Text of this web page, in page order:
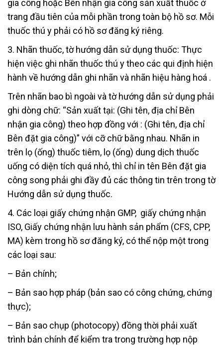
gia công hoặc Bên nhận gia công sản xuất thuốc ở
trang đầu tiên của mỗi phần trong toàn bộ hồ sơ. Mỗi
thuốc thú y phải có hồ sơ đăng ký riêng.
3. Nhãn thuốc, tờ hướng dẫn sử dụng thuốc: Thực
hiện việc ghi nhãn thuốc thú y theo các qui định hiện
hành về hướng dẫn ghi nhãn và nhãn hiệu hàng hoá .
Trên nhãn bao bì ngoài và tờ hướng dẫn sử dụng phải
ghi dòng chữ: “Sản xuất tại: (Ghi tên, địa chỉ Bên
nhận gia công) theo hợp đồng với : (Ghi tên, địa chỉ
Bên đặt gia công)” với cỡ chữ bằng nhau. Nhãn in
trên lọ (ống) thuốc tiêm, lọ (ống) dung dịch thuốc
uống có diện tích quá nhỏ, thì chỉ in tên Bên đặt gia
công song phải ghi đầy đủ các thông tin trên trong tờ
Hướng dẫn sử dụng thuốc.
4. Các loại giấy chứng nhận GMP, giấy chứng nhận
ISO, Giấy chứng nhận lưu hành sản phẩm (CFS, CPP,
MA) kèm trong hồ sơ đăng ký, có thể nộp một trong
các loại sau:
– Bản chính;
– Bản sao hợp pháp (bản sao có công chứng, chứng
thực);
– Bản sao chụp (photocopy) đồng thời phải xuất
trình bản chính để kiểm tra trong trường hợp nộp